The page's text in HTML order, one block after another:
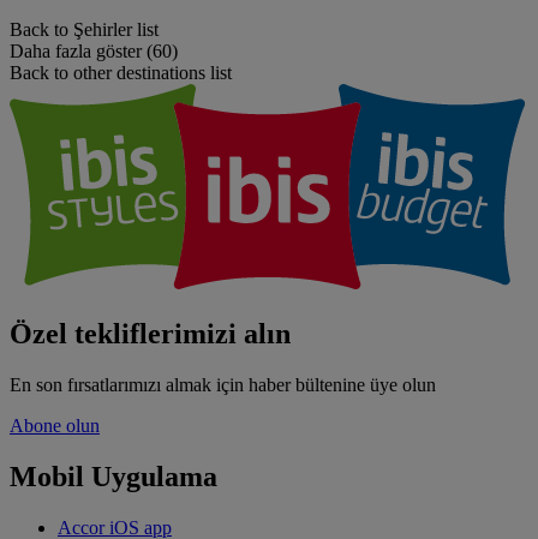
Back to Şehirler list
Daha fazla göster (60)
Back to other destinations list
Özel tekliflerimizi alın
En son fırsatlarımızı almak için haber bültenine üye olun
Abone olun
Mobil Uygulama
Accor iOS app